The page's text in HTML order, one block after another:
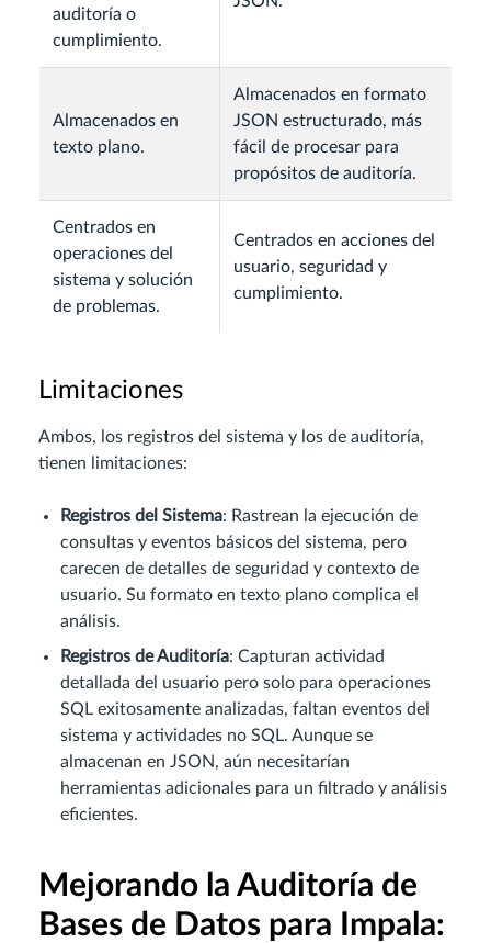
auditoría o
cumplimiento.
Almacenados en
texto plano.
Almacenados en formato
JSON estructurado, más
fácil de procesar para
propósitos de auditoría.
Centrados en
operaciones del
sistema y solución
de problemas.
Centrados en acciones del
usuario, seguridad y
cumplimiento.
Limitaciones
Ambos, los registros del sistema y los de auditoría,
tienen limitaciones:
Registros del Sistema: Rastrean la ejecución de
consultas y eventos básicos del sistema, pero
carecen de detalles de seguridad y contexto de
usuario. Su formato en texto plano complica el
análisis.
Registros de Auditoría: Capturan actividad
detallada del usuario pero solo para operaciones
SQL exitosamente analizadas, faltan eventos del
sistema y actividades no SQL. Aunque se
almacenan en JSON, aún necesitarían
herramientas adicionales para un filtrado y análisis
eficientes.
Mejorando la Auditoría de
Bases de Datos para Impala: